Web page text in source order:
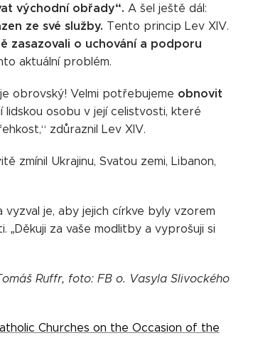
východní obřady“. A šel ještě dál:
ze své služby. Tento princip Lev XIV.
zasazovali o uchování a podporu
aktuální problém.
obrovský! Velmi potřebujeme obnovit
osobu v její celistvosti, které
zdůraznil Lev XIV.
zmínil Ukrajinu, Svatou zemi, Libanon,
vyzval je, aby jejich církve byly vzorem
„Děkuji za vaše modlitby a vyprošuji si
Ruffr, foto: FB o. Vasyla Slivockého
Churches on the Occasion of the